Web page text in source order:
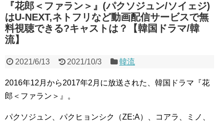
『花郎＜ファラン＞』(パクソジュン/ソイェジ)
はU-NEXT,ネトフリなど動画配信サービスで無
料視聴できる?キャストは？【韓国ドラマ/韓
流】
2021/6/13 2021/10/3 韓流
2016年12月から2017年2月に放送された、韓国ドラマ『花
郎＜ファラン＞』。
パクソジュン、パクヒョンシク（ZE:A）、コアラ、ミノ、